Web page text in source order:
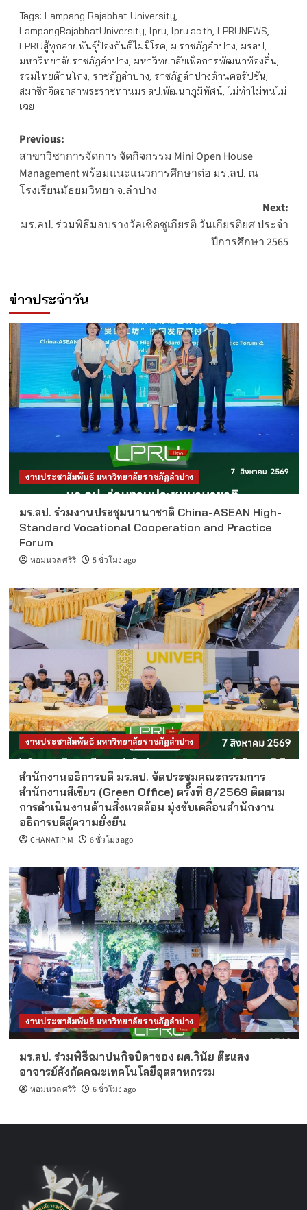
Tags: Lampang Rajabhat University,
LampangRajabhatUniversity, lpru, lpru.ac.th, LPRUNEWS,
LPRUสู้ทุกสายพันธุ์ป้องกันดีไม่มีโรค, ม.ราชภัฏลำปาง, มรลป,
มหาวิทยาลัยราชภัฏลำปาง, มหาวิทยาลัยเพื่อการพัฒนาท้องถิ่น,
รวมไทยต้านโกง, ราชภัฏลำปาง, ราชภัฏลำปางต้านคอรัปชั่น,
สมาชิกจิตอาสาพระราชทานมร.ลป.พัฒนาภูมิทัศน์, ไม่ทำไม่ทนไม่
เฉย
Post
navigation
Previous:
สาขาวิชาการจัดการ จัดกิจกรรม Mini Open House
Management พร้อมแนะแนวการศึกษาต่อ มร.ลป. ณ
โรงเรียนมัธยมวิทยา จ.ลำปาง
Next:
มร.ลป. ร่วมพิธีมอบรางวัลเชิดชูเกียรติ วันเกียรติยศ ประจำ
ปีการศึกษา 2565
ข่าวประจำวัน
งานประชาสัมพันธ์ มหาวิทยาลัยราชภัฏลำปาง
มร.ลป. ร่วมงานประชุมนานาชาติ China-ASEAN High-
Standard Vocational Cooperation and Practice
Forum
หอมนวล ศรีริ 5 ชั่วโมง ago
งานประชาสัมพันธ์ มหาวิทยาลัยราชภัฏลำปาง
สำนักงานอธิการบดี มร.ลป. จัดประชุมคณะกรรมการ
สำนักงานสีเขียว (Green Office) ครั้งที่ 8/2569 ติดตาม
การดำเนินงานด้านสิ่งแวดล้อม มุ่งขับเคลื่อนสำนักงาน
อธิการบดีสู่ความยั่งยืน
CHANATIP.M 6 ชั่วโมง ago
งานประชาสัมพันธ์ มหาวิทยาลัยราชภัฏลำปาง
มร.ลป. ร่วมพิธีฌาปนกิจบิดาของ ผศ.วินัย ต๊ะแสง
อาจารย์สังกัดคณะเทคโนโลยีอุตสาหกรรม
หอมนวล ศรีริ 6 ชั่วโมง ago